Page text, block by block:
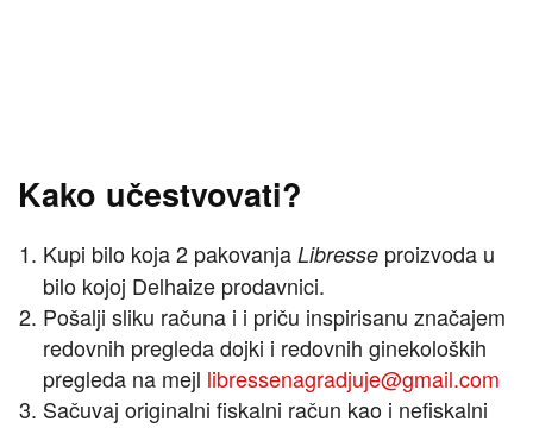
Kako učestvovati?
Kupi bilo koja 2 pakovanja Libresse proizvoda u
bilo kojoj Delhaize prodavnici.
Pošalji sliku računa i i priču inspirisanu značajem
redovnih pregleda dojki i redovnih ginekoloških
pregleda na mejl libressenagradjuje@gmail.com
Sačuvaj originalni fiskalni račun kao i nefiskalni